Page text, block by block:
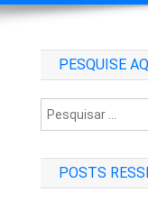
PESQUISE
POSTS